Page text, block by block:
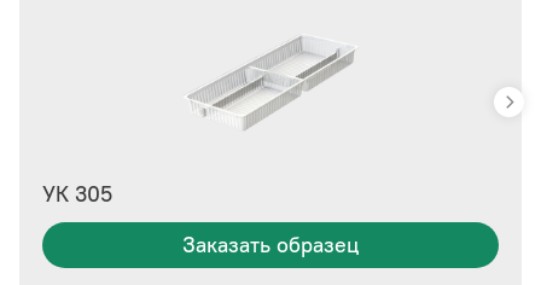
УК 305
Заказать образец